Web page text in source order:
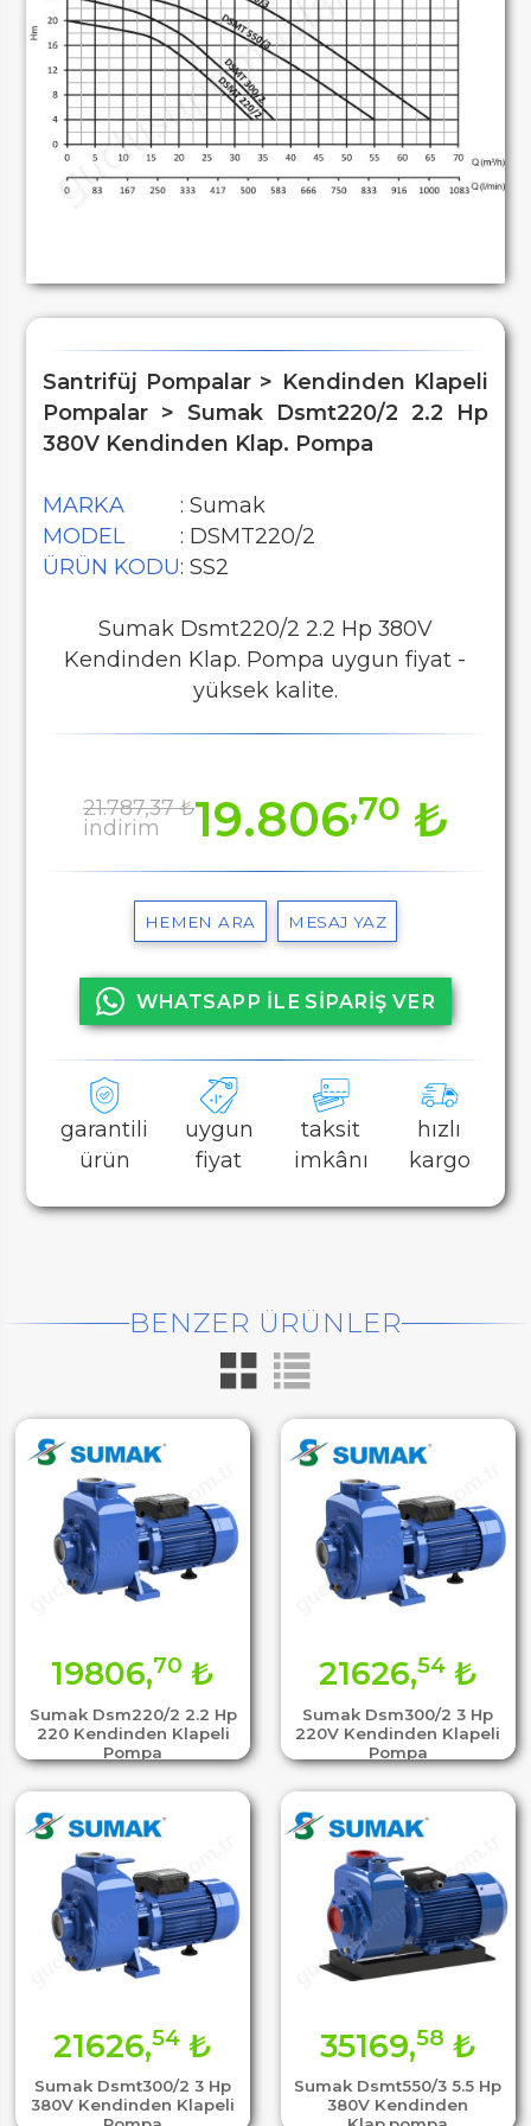
Santrifüj Pompalar > Kendinden Klapeli
Pompalar > Sumak Dsmt220/2 2.2 Hp
380V Kendinden Klap. Pompa
MARKA
: Sumak
MODEL
: DSMT220/2
ÜRÜN KODU: SS2
Sumak Dsmt220/2 2.2 Hp 380V
Kendinden Klap. Pompa uygun fiyat -
yüksek kalite.
21.787,37 ₺
indirim
19.806,70 ₺
HEMEN ARA MESAJ YAZ
WHATSAPP İLE SİPARİŞ VER
garantili
ürün
uygun
fiyat
taksit
imkânı
hızlı
kargo
BENZER ÜRÜNLER
Sumak Dsm220/2 2.2 Hp
220 Kendinden Klapeli
Pompa
19806,70 ₺
Sumak Dsm300/2 3 Hp
220V Kendinden Klapeli
Pompa
21626,54₺
Sumak Dsmt300/2 3 Hp
380V Kendinden Klapeli
21626,54 ₺
Sumak Dsmt550/3 5.5 Hp
380V Kendinden
35169,58 ₺